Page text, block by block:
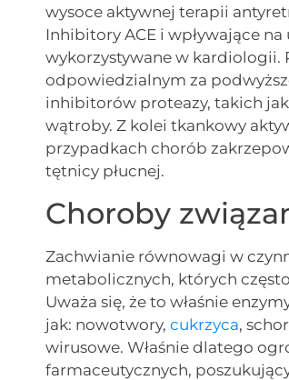
wysoce aktywnej terapii
Inhibitory ACE i wpływające
wykorzystywane w kardiologii.
odpowiedzialnym za
inhibitorów proteazy, takich
wątroby. Z kolei tkankowy
przypadkach chorób
tętnicy płucnej.
Choroby
Zachwianie równowagi w
metabolicznych, których
Uważa się, że to właśnie
jak: nowotwory,cukrzyca,
wirusowe. Właśnie dlatego
farmaceutycznych,